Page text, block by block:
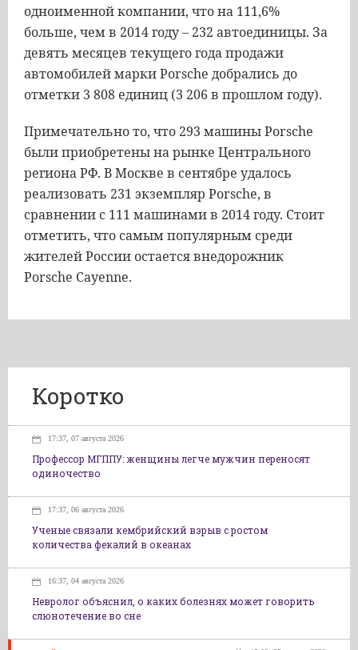
одноименнойкомпании, чтона 111,6%
больше, чемв 2014году– 232 автоединицы. За
девять месяцев текущегогодапродажи
автомобилеймаркиPorsche добрались до
отметки 3 808 единиц (3 206 в прошломгоду).
Примечательното, что 293 машиныPorsche
былиприобретенынарынке Центрального
регионаРФ. ВМоскве в сентябре удалось
реализовать 231 экземпляр Porsche, в
сравнении с 111 машинамив 2014году. Стоит
отметить, что самымпопулярным среди
жителейРоссии остаетсявнедорожник
Porsche Cayenne.
Коротко
17:37, 07 августа 2026
Профессор МГППУ: женщины легче мужчин переносят
одиночество
17:37, 06 августа 2026
Ученые связали кембрийский взрыв с ростом
количества фекалий в океанах
16:37, 04 августа 2026
Невролог объяснил, о каких болезнях может говорить
слюнотечение во сне